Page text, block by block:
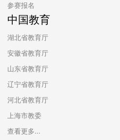
参赛报名
中国教育
湖北省教育厅
安徽省教育厅
山东省教育厅
辽宁省教育厅
河北省教育厅
上海市教委
查看更多...